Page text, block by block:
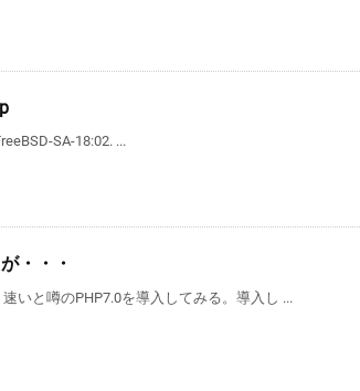
SA-18:02. ...
・・・
いと噂のPHP7.0を導入してみる。導入し ...